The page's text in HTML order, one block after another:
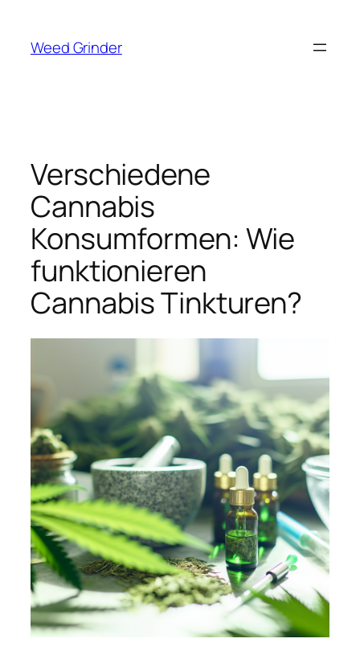
springen
Weed Grinder
Verschiedene
Cannabis
Konsumformen: Wie
funktionieren
Cannabis Tinkturen?